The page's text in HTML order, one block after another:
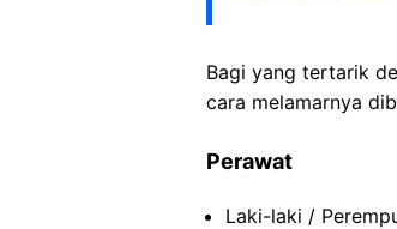
Bagi yang tertarik
cara melamarnya
Perawat
Laki-laki /